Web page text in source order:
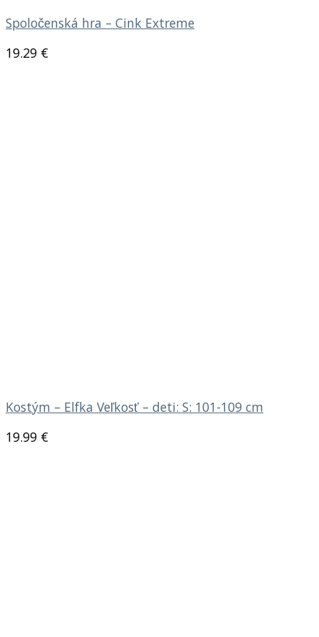
Spoločenská hra – Cink Extreme
19.29 €
Kostým – Elfka Veľkosť – deti: S: 101-109 cm
19.99 €